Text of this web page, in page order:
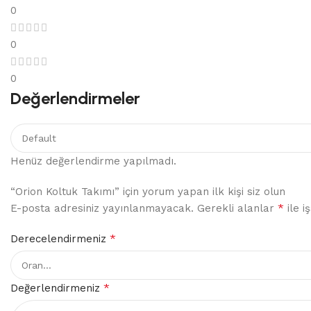
0
0
0
Değerlendirmeler
Henüz değerlendirme yapılmadı.
“Orion Koltuk Takımı” için yorum yapan ilk kişi siz olun
E-posta adresiniz yayınlanmayacak. Gerekli alanlar * ile
Derecelendirmeniz *
Değerlendirmeniz *